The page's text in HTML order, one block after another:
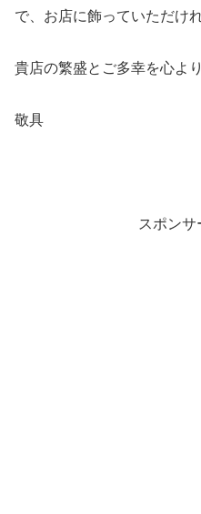
で、お店に飾っていただけ
貴店の繁盛とご多幸を心よ
敬具
スポンサ